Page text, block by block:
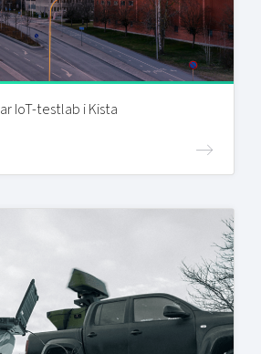
IoT-testlab i Kista